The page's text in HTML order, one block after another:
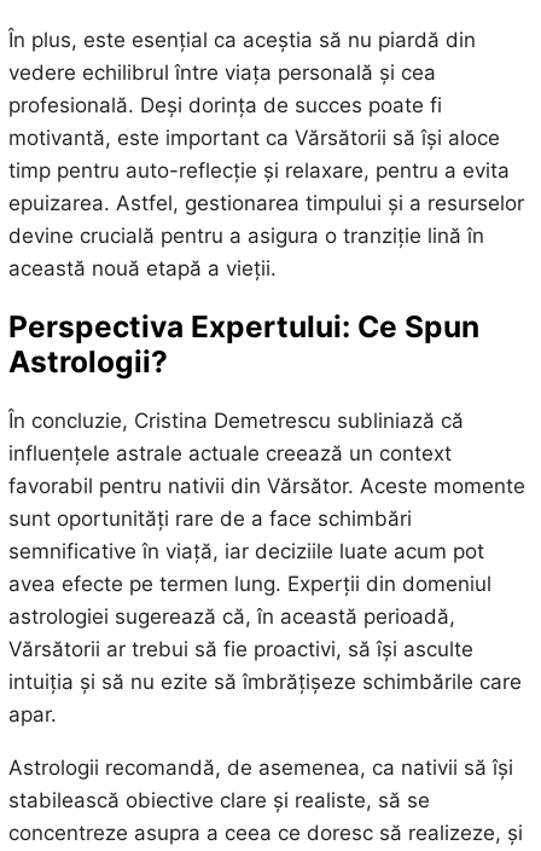
În plus, este esențial ca aceștia să nu piardă din
vedere echilibrul între viața personală și cea
profesională. Deși dorința de succes poate fi
motivantă, este important ca Vărsătorii să își aloce
timp pentru auto-reflecție și relaxare, pentru a evita
epuizarea. Astfel, gestionarea timpului și a resurselor
devine crucială pentru a asigura o tranziție lină în
această nouă etapă a vieții.
Perspectiva Expertului: Ce Spun
Astrologii?
În concluzie, Cristina Demetrescu subliniază că
influențele astrale actuale creează un context
favorabil pentru nativii din Vărsător. Aceste momente
sunt oportunități rare de a face schimbări
semnificative în viață, iar deciziile luate acum pot
avea efecte pe termen lung. Experții din domeniul
astrologiei sugerează că, în această perioadă,
Vărsătorii ar trebui să fie proactivi, să își asculte
intuiția și să nu ezite să îmbrățișeze schimbările care
apar.
Astrologii recomandă, de asemenea, ca nativii să își
stabilească obiective clare și realiste, să se
concentreze asupra a ceea ce doresc să realizeze, și